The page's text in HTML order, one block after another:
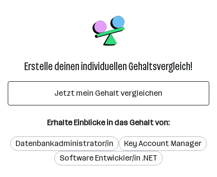
Erstelle deinen individuellen Gehaltsvergleich!
Jetzt mein Gehalt vergleichen
Erhalte Einblicke in das Gehalt von:
Datenbankadministrator/in
Key Account Manager
Software Entwickler/in .NET